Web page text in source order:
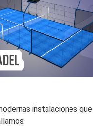
instalaciones